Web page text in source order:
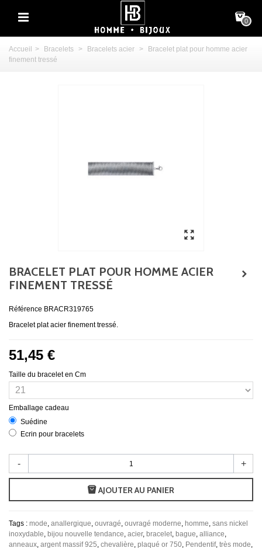
0
Accueil > Bracelets > Bracelets acier >
Bracelet plat pour homme acier
finement tressé
BRACELET PLAT POUR HOMME ACIER
FINEMENT TRESSÉ
Référence BRACR319765
Bracelet plat acier finement tressé.
51,45 €
Taille du bracelet en Cm
Emballage cadeau
Suédine
Ecrin pour bracelets
- +
AJOUTER AU PANIER
Tags : mode, anallergique, ouvragé, ouvragé moderne, homme, sans nickel
inoxydable, bijou nouvelle tendance, acier, bracelet, bague, alliance,
anneaux, argent massif 925, chevalière, plaqué or 750, Pendentif, très mode,